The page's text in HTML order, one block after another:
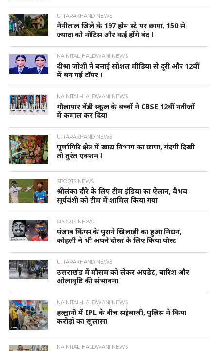
UTTARAKHAND NEWS
नैनीताल जिले के 197 होम स्टे पर छापा, 150 से
ज्यादा को नोटिस और कई होंगे बंद !
NAINITAL-HALDWANI NEWS
दीश्रा जोशी ने बनाई सोशल मीडिया से दूरी और 12वीं
में बन गई टॉपर !
NAINITAL-HALDWANI NEWS
गौलापार वेंडी स्कूल के बच्चों ने CBSE 12वीं नतीजों
में कमाल कर दिया
UTTARAKHAND NEWS
पूर्णागिरि क्षेत्र में खाद्य विभाग का छापा, गंदगी दिखी
तो तुरंत एक्शन !
SPORTS NEWS
श्रीलंका दौरे के लिए टीम इंडिया का ऐलान, वैभव
सूर्यवंशी को टीम में शामिल किया गया
SPORTS NEWS
पंजाब किंग्स के पुराने खिलाड़ी का हुआ निधन,
कोहली ने भी अपने दोस्त के लिए किया पोस्ट
UTTARAKHAND NEWS
उत्तराखंड में मौसम को लेकर अपडेट, बारिश और
ओलावृष्टि की संभावना
NAINITAL-HALDWANI NEWS
हल्द्वानी में IPL के बीच सट्टेबाजी, पुलिस ने किया
करोड़ों का खुलासा
NAINITAL-HALDWANI NEWS